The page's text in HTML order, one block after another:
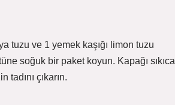
tuzu ve 1 yemek kaşığı limon tuzu
soğuk bir paket koyun. Kapağı sıkıca
çıkarın.